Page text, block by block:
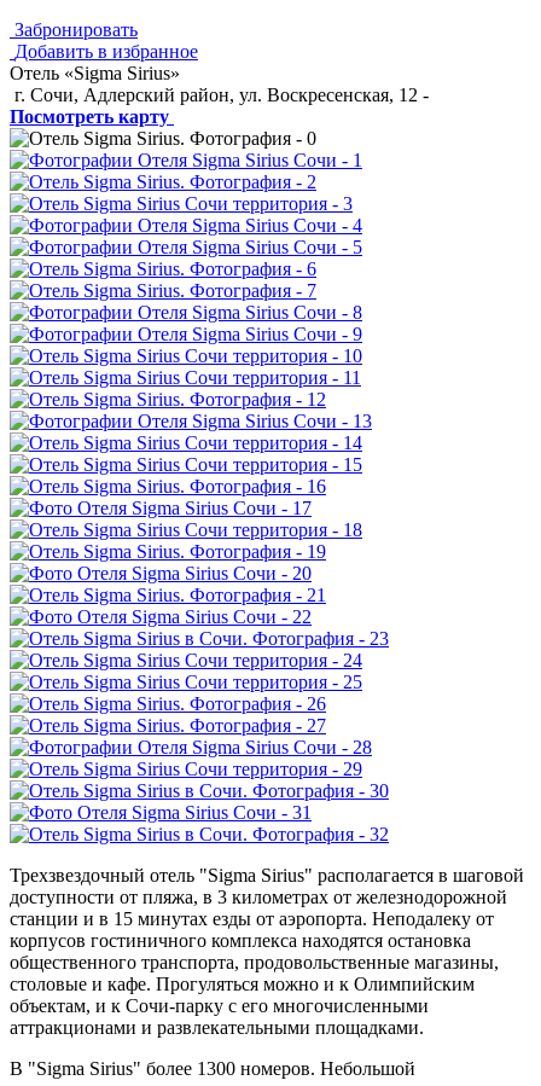
Забронировать
Добавить в избранное
Отель «Sigma Sirius»
г. Сочи, Адлерский район, ул. Воскресенская, 12 -
Посмотреть карту
Трехзвездочный отель "Sigma Sirius" располагается в шаговой
доступности от пляжа, в 3 километрах от железнодорожной
станции и в 15 минутах езды от аэропорта. Неподалеку от
корпусов гостиничного комплекса находятся остановка
общественного транспорта, продовольственные магазины,
столовые и кафе. Прогуляться можно и к Олимпийским
объектам, и к Сочи-парку с его многочисленными
аттракционами и развлекательными площадками.
В "Sigma Sirius" более 1300 номеров. Небольшой